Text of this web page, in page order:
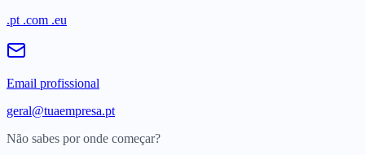
.pt .com .eu
Email profissional
geral@tuaempresa.pt
Não sabes por onde começar?